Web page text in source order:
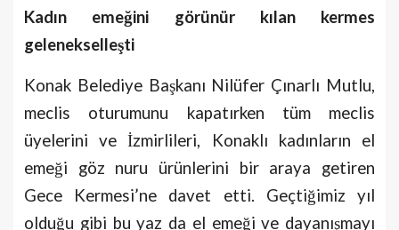
Kadın emeğini görünür kılan kermes
gelenekselleşti
Konak Belediye Başkanı Nilüfer Çınarlı Mutlu,
meclis oturumunu kapatırken tüm meclis
üyelerini ve İzmirlileri, Konaklı kadınların el
emeği göz nuru ürünlerini bir araya getiren
Gece Kermesi’ne davet etti. Geçtiğimiz yıl
olduğu gibi bu yaz da el emeği ve dayanışmayı